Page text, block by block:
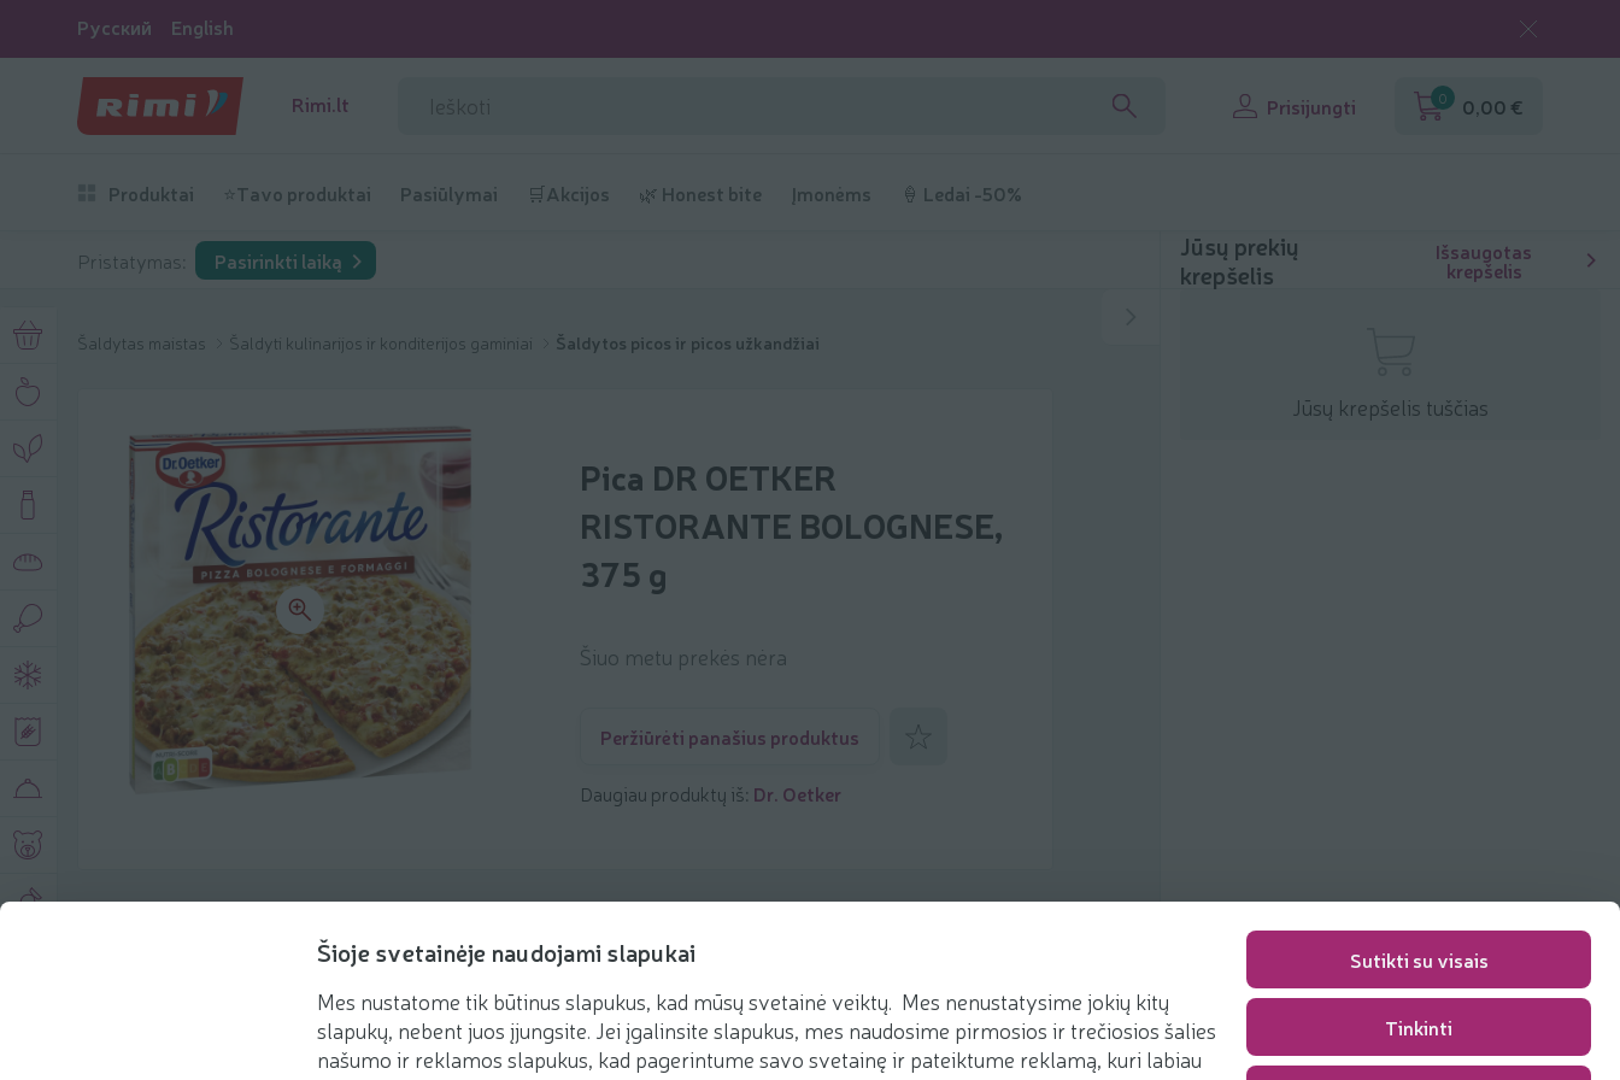
Šioje svetainėje naudojami slapukai
Mes nustatome tik būtinus slapukus, kad mūsų svetainė veiktų. Mes nenustatysime jokių kitų
slapukų, nebent juos įjungsite. Jei įgalinsite slapukus, mes naudosime pirmosios ir trečiosios šalies
našumo ir reklamos slapukus, kad pagerintume savo svetainę ir pateiktume reklamą, kuri labiau
Sutikti su visais
Tinkinti
Русский English
Rimi.lt Prisijungti 0 0,00 €
Produktai ⭐Tavo produktai Pasiūlymai 🛒Akcijos 🌿 Honest bite Įmonėms 🍦 Ledai -50%
Pristatymas: Pasirinkti laiką
Šaldytas maistas Šaldyti kulinarijos ir konditerijos gaminiai Šaldytos picos ir picos užkandžiai
Pica DR OETKER
RISTORANTE BOLOGNESE,
375 g
Šiuo metu prekės nėra
Peržiūrėti panašius produktus
Daugiau produktų iš: Dr. Oetker
Produkto aprašymas
Rekomenduojame Receptai
Jūsų prekių
krepšelis
Išsaugotas
krepšelis
Jūsų krepšelis tuščias
Pakavimo mokestis 0,00 €